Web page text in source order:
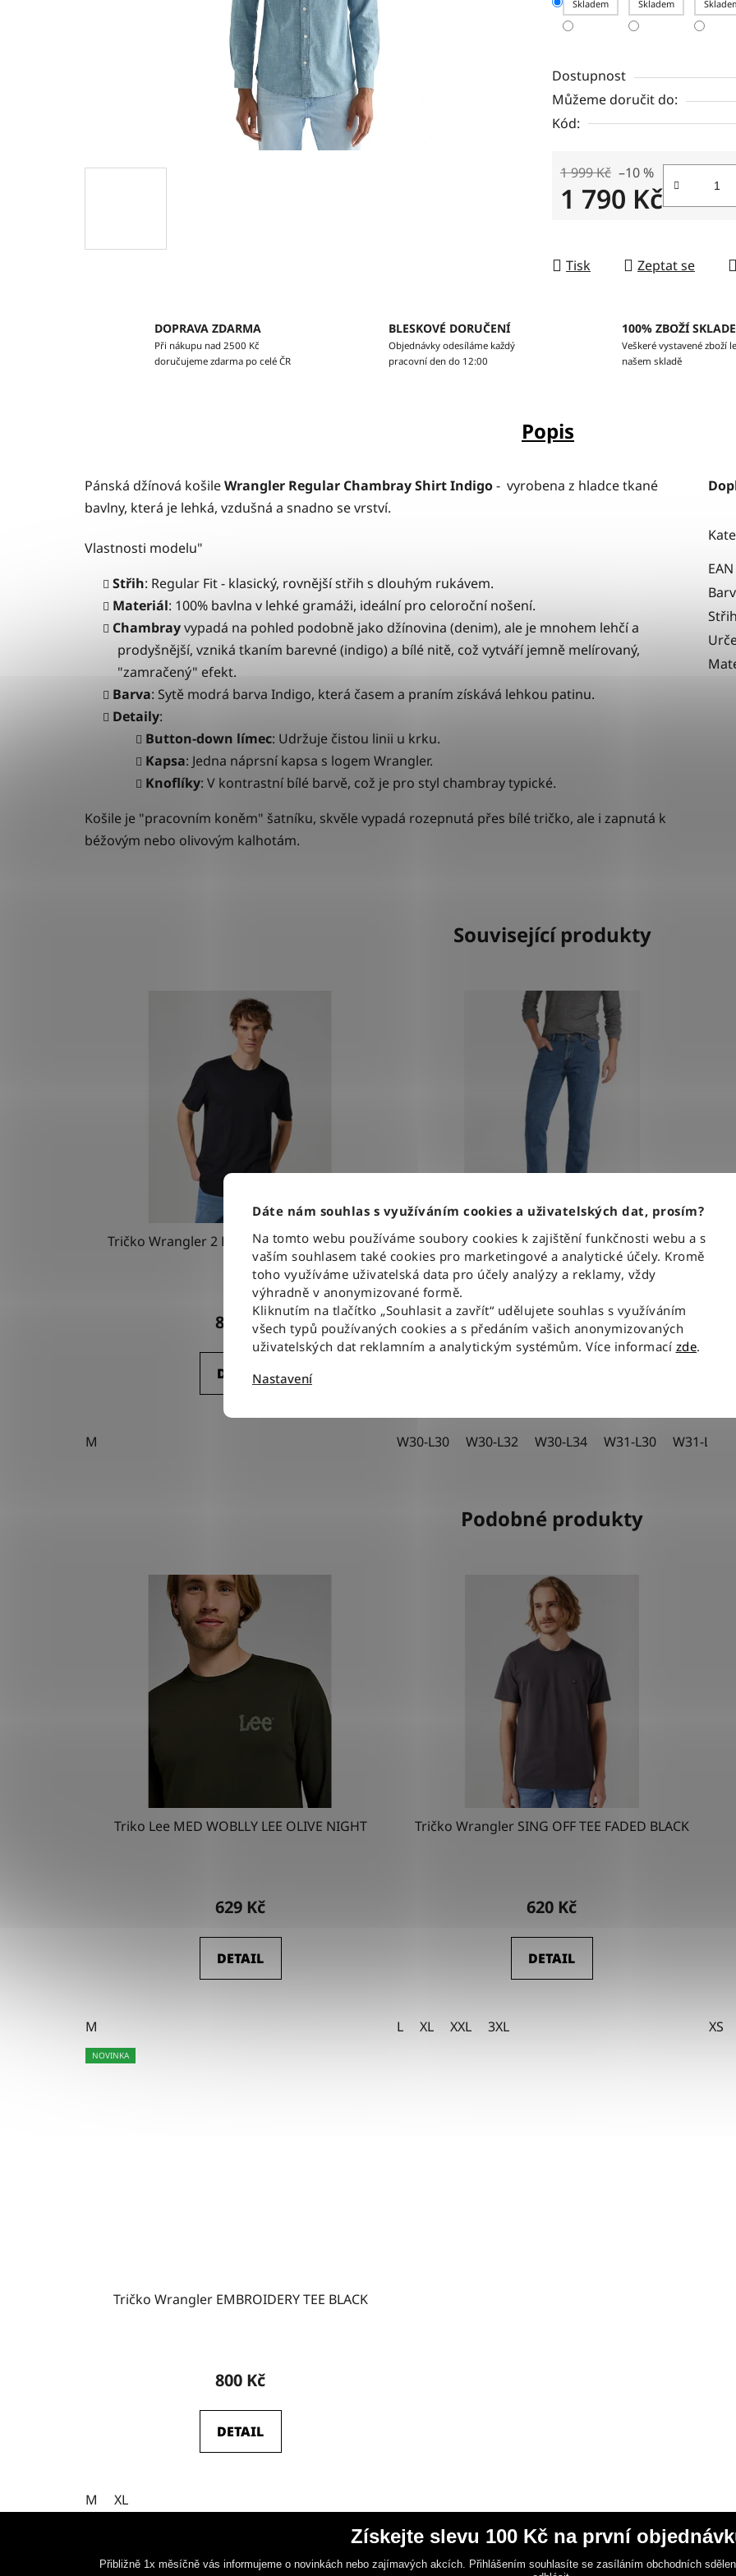
Dáte nám souhlas s využíváním cookies a uživatelských dat, prosím?
Na tomto webu používáme soubory cookies k zajištění funkčnosti webu a s
vaším souhlasem také cookies pro marketingové a analytické účely. Kromě
toho využíváme uživatelská data pro účely analýzy a reklamy, vždy
výhradně v anonymizované formě.
Kliknutím na tlačítko „Souhlasit a zavřít“ udělujete souhlas s využíváním
všech typů používaných cookies a s předáním vašich anonymizovaných
uživatelských dat reklamním a analytickým systémům. Více informací zde.
Nastavení
Skladem Skladem
Dostupnost
Můžeme doručit do:
Kód:
1 999 Kč –10 %
1 790 Kč
Tisk Zeptat se
DOPRAVA ZDARMA
Při nákupu nad 2500 Kč
doručujeme zdarma po celé ČR
BLESKOVÉ DORUČENÍ
Objednávky odesíláme každý
pracovní den do 12:00
100% ZBOŽÍ
Veškeré vystavené zboží
našem skladě
Popis
Pánská džínová košileWrangler Regular Chambray ShirtIndigo- vyrobena z hladce tkané
bavlny, která je lehká, vzdušná a snadno se vrství.
Vlastnosti modelu"
Střih: Regular Fit - klasický, rovnější střih s dlouhým rukávem.
Materiál: 100% bavlna v lehké gramáži, ideální pro celoroční nošení.
Chambrayvypadá na pohled podobně jako džínovina (denim), ale je mnohem lehčí a
prodyšnější, vzniká tkaním barevné (indigo) a bílé nitě, což vytváří jemně melírovaný,
"zamračený" efekt.
Barva: Sytě modrá barva Indigo, která časem a praním získává lehkou patinu.
Detaily:
Button-down límec: Udržuje čistou linii u krku.
Kapsa: Jedna náprsní kapsa s logem Wrangler.
Knoflíky: V kontrastní bílé barvě, což je pro styl chambray typické.
Košile je "pracovním koněm" šatníku, skvěle vypadá rozepnutá přes bílé tričko, ale i zapnutá k
béžovým nebo olivovým kalhotám.
EAN
Střih
Související produkty
Tričko Wrangler 2 PACK TEE BLACK / WHITE
800 Kč
DETAIL
M
Kalhoty Wrangler TEXAS STONEWASH
hodnocení
produktu
hvězdiček.
od1 730 Kč
W30-L30 W30-L32 W30-L34 W31-L30 W31-L32
Podobné produkty
Triko Lee MED WOBLLY LEE OLIVE NIGHT
629 Kč
DETAIL
M
Tričko Wrangler SING OFF TEE FADED BLACK
620 Kč
DETAIL
L XL XXL 3XL XS
NOVINKA
Tričko Wrangler EMBROIDERY TEE BLACK
800 Kč
DETAIL
M XL
Získejte slevu 100 Kč na první
Přibližně 1x měsíčně vás informujeme o novinkách nebo zajímavých akcích. Přihlášením souhlasíte se zasíláním obchodních